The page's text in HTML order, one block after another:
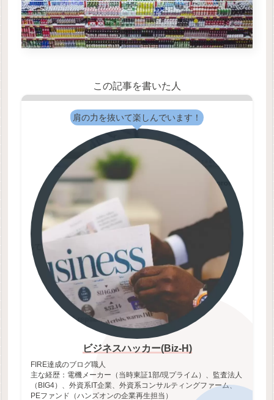
この記事を書いた人
肩の力を抜いて楽しんでいます！
ビジネスハッカー(Biz-H)
FIRE達成のブログ職人
主な経歴：電機メーカー（当時東証1部/現プライム）、監査法人
（BIG4）、外資系IT企業、外資系コンサルティングファーム、
PEファンド（ハンズオンの企業再生担当）